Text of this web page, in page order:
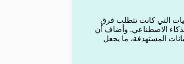
التي كانت تتطلب فرق
الاصطناعي. وأضاف أن
المستهدفة، ما يجعل